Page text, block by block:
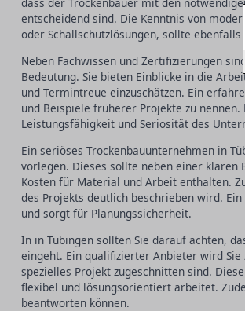
entscheidend sind. Die Kenntnis von
oder Schallschutzlösungen, sollte ebenfalls
Neben Fachwissen und Zertifizierungen
Bedeutung. Sie bieten Einblicke in die
und Termintreue einzuschätzen. Ein
und Beispiele früherer Projekte zu
Leistungsfähigkeit und Seriosität des
Ein seriöses Trockenbauunternehmen in
vorlegen. Dieses sollte neben einer klaren
Kosten für Material und Arbeit enthalten.
des Projekts deutlich beschrieben wird.
und sorgt für Planungssicherheit.
In in Tübingen sollten Sie darauf achten,
eingeht. Ein qualifizierter Anbieter wird
spezielles Projekt zugeschnitten sind.
flexibel und lösungsorientiert arbeitet.
beantworten können.